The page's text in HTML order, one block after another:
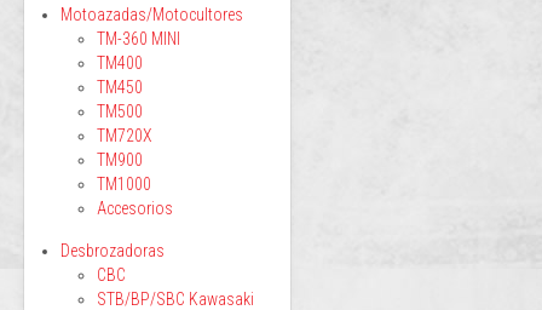
Motoazadas/Motocultores
TM-360 MINI
TM400
TM450
TM500
TM720X
TM900
TM1000
Accesorios
Desbrozadoras
CBC
STB/BP/SBC Kawasaki